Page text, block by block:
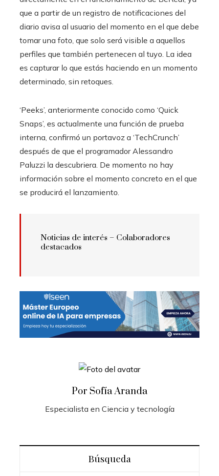
que a partir de un registro de notificaciones del
diario avisa al usuario del momento en el que debe
tomar una foto, que solo será visible a aquellos
perfiles que también pertenecen al tuyo. La idea
es capturar lo que estás haciendo en un momento
determinado, sin retoques.
‘Peeks’, anteriormente conocido como ‘Quick
Snaps’, es actualmente una función de prueba
interna, confirmó un portavoz a ‘TechCrunch’
después de que el programador Alessandro
Paluzzi la descubriera. De momento no hay
información sobre el momento concreto en el que
se producirá el lanzamiento.
Noticias de interés – Colaboradores
destacados
Por Sofía Aranda
Especialista en Ciencia y tecnología
Búsqueda